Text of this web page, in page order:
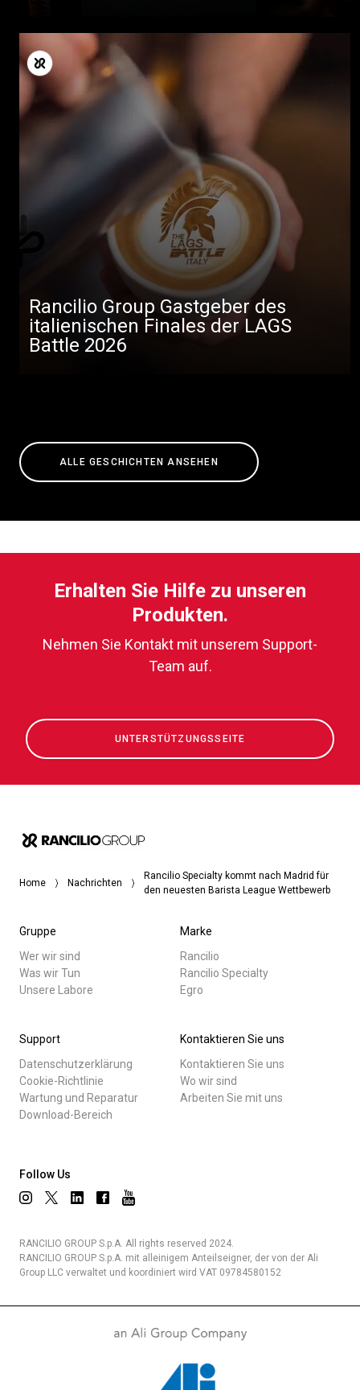
Rancilio Group Gastgeber des
italienischen Finales der LAGS
Battle 2026
ALLE GESCHICHTEN ANSEHEN
Erhalten Sie Hilfe zu unseren
Produkten.
Nehmen Sie Kontakt mit unserem Support-
Team auf.
UNTERSTÜTZUNGSSEITE
Home Nachrichten
Rancilio Specialty kommt nach Madrid für
den neuesten Barista League Wettbewerb
Gruppe
Wer wir sind
Was wir Tun
Unsere Labore
Marke
Rancilio
Rancilio Specialty
Egro
Support
Datenschutzerklärung
Cookie-Richtlinie
Wartung und Reparatur
Download-Bereich
Kontaktieren Sie uns
Kontaktieren Sie uns
Wo wir sind
Arbeiten Sie mit uns
Follow Us
RANCILIO GROUP S.p.A. All rights reserved 2024.
RANCILIO GROUP S.p.A. mit alleinigem Anteilseigner, der von der Ali
Group LLC verwaltet und koordiniert wird VAT 09784580152